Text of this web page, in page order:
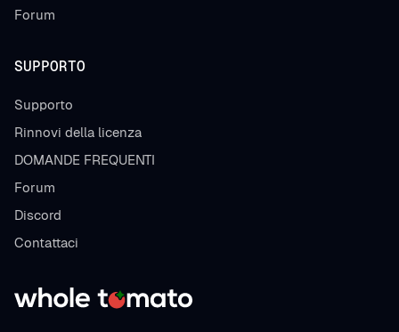
Forum
SUPPORTO
Supporto
Rinnovi della licenza
DOMANDE FREQUENTI
Forum
Discord
Contattaci